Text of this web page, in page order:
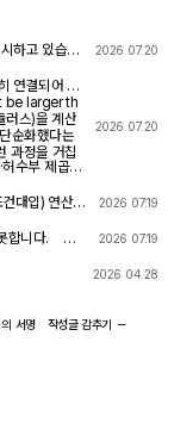
2026 07.20
연결되어 있
스)을 계산
순화했다는
수부 제곱합
는데, 이런
는 (e≠0, r+l
r, l, ω가 어떤
넓은 정의
하고 경고를
)를 이미 버
2026 07.20
화" 같은 재간
(i가 살아있
리(유리화,
2026 07.19
니다. 질
2026 07.19
2026 04.28
의 서명 작성글감추기